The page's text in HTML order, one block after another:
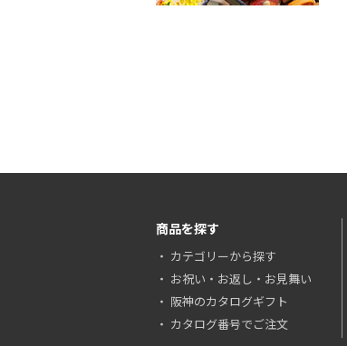
商品を探す
カテゴリーから探す
お祝い・お返し・お見舞い
阪神のカタログギフト
カタログ番号でご注文